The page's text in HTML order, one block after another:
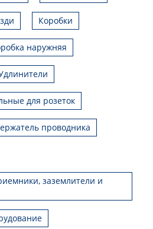
Коробки
наружняя
для розеток
проводника
заземлители и